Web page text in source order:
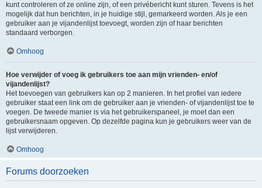
kunt controleren of ze online zijn, of een privébericht kunt sturen. Tevens is het
mogelijk dat hun berichten, in je huidige stijl, gemarkeerd worden. Als je een
gebruiker aan je vijandenlijst toevoegt, worden zijn of haar berichten
standaard verborgen.
Omhoog
Hoe verwijder of voeg ik gebruikers toe aan mijn vrienden- en/of
vijandenlijst?
Het toevoegen van gebruikers kan op 2 manieren. In het profiel van iedere
gebruiker staat een link om de gebruiker aan je vrienden- of vijandenlijst toe te
voegen. De tweede manier is via het gebruikerspaneel, je moet dan een
gebruikersnaam opgeven. Op dezelfde pagina kun je gebruikers weer van de
lijst verwijderen.
Omhoog
Forums doorzoeken